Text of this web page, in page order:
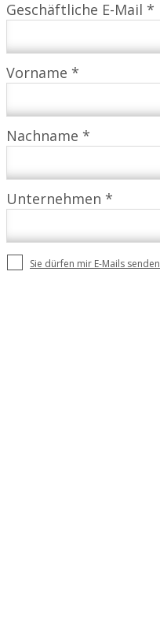
Geschäftliche E-Mail *
Vorname *
Nachname *
Unternehmen *
Sie dürfen mir E-Mails senden